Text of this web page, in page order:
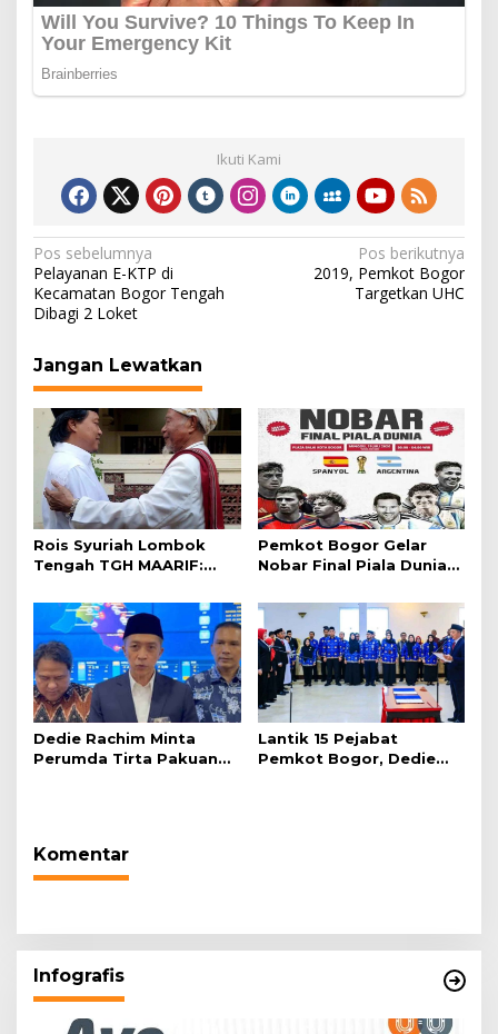
Ikuti Kami
Navigasi
pos
Pos sebelumnya
Pelayanan E-KTP di
Kecamatan Bogor Tengah
Dibagi 2 Loket
Pos berikutnya
2019, Pemkot Bogor
Targetkan UHC
Jangan Lewatkan
Rois Syuriah Lombok
Tengah TGH MAARIF:
Abad Kedua NU”
Pemkot Bogor Gelar
Nobar Final Piala Dunia
Dedie Rachim Minta
Perumda Tirta Pakuan
Lantik 15 Pejabat
Pemkot Bogor, Dedie
Komentar
Infografis